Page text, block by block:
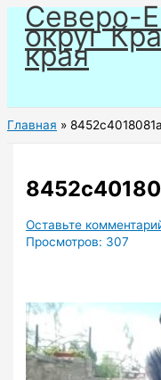
Перейти
содержимому
Северо-
округ
края
Главная
Оставьте
Просмотров: 307